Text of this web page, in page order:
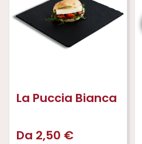
La Puccia Bianca
Da 2,50 €